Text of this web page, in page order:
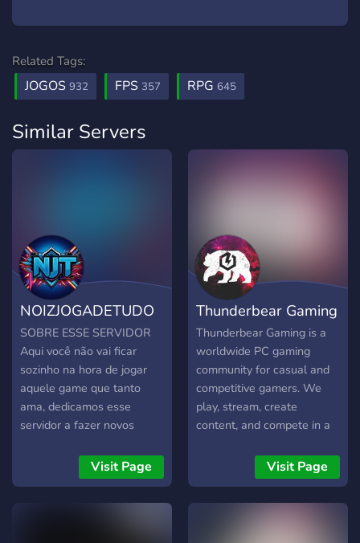
Related Tags:
JOGOS 932 FPS 357 RPG 645
Similar Servers
NOIZJOGADETUDO
SOBRE ESSE SERVIDOR
Aqui você não vai ficar
sozinho na hora de jogar
aquele game que tanto
ama, dedicamos esse
servidor a fazer novos
jogos, coop, multiplayer,
battle royale, rpg, mmorpg,
entre outros! Feito para
Visit Page
Thunderbear Gaming
Thunderbear Gaming is a
worldwide PC gaming
community for casual and
competitive gamers. We
play, stream, create
content, and compete in a
multiplayer games.Visit Page